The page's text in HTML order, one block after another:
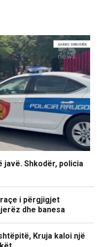
javë. Shkodër, policia
i përgjigjet
dhe banesa
Kruja kaloi një